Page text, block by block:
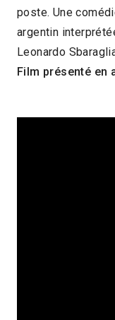
poste. Une
argentin
Leonardo
Film présenté en